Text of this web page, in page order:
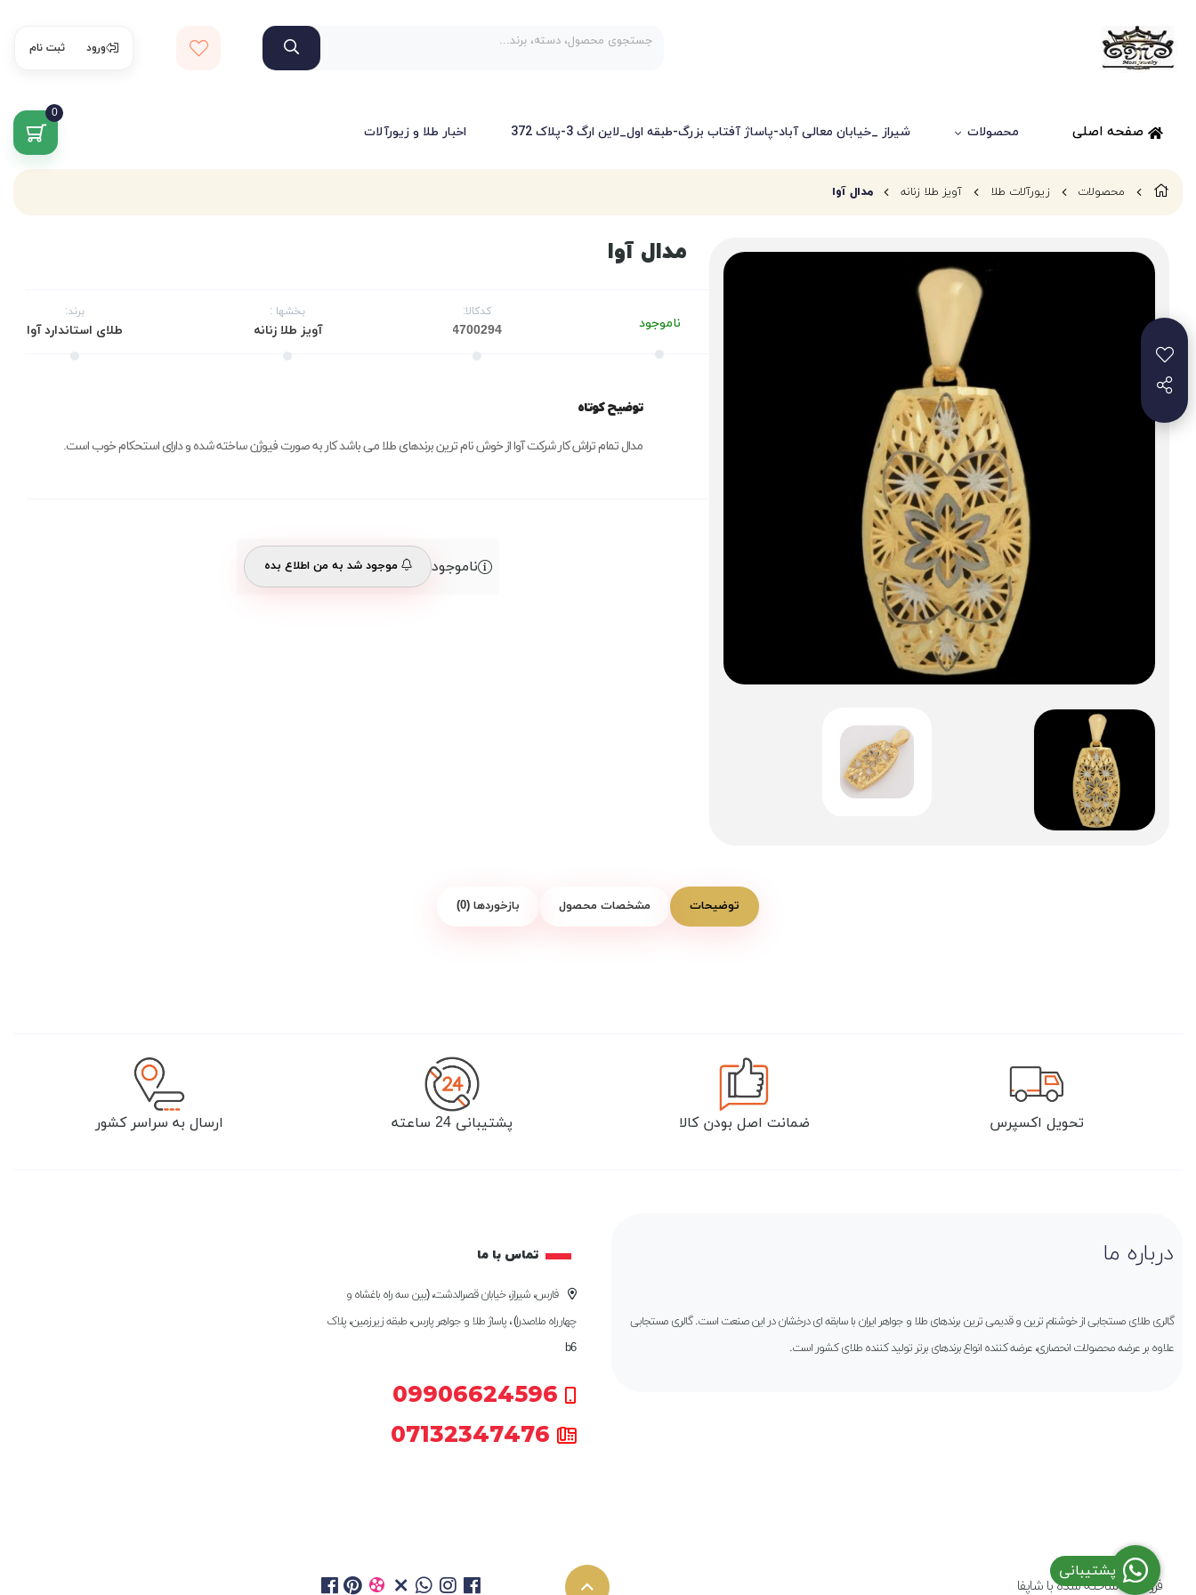
ورود ثبت نام
صفحه اصلی محصولات شیراز _خیابان معالی آباد-پاساژ آفتاب بزرگ-طبقه اول_لاین ارگ 3-پلاک 372 اخبار طلا و زیورآلات
0
محصولات زیورآلات طلا آویز طلا زنانه مدال آوا
مدال آوا
ناموجود
کدکالا: بخشها :
آویز طلا زنانه
برند:
طلای استاندارد آوا
توضیح کوتاه
مدال تمام تراش کار شرکت آوا از خوش نام ترین برندهای طلا می باشد کار به صورت فیوژن ساخته شده و دارای استحکام خوب است.
ناموجود موجود شد به من اطلاع بده
توضیحات مشخصات محصول بازخوردها (0)
تحویل اکسپرس ضمانت اصل بودن کالا پشتیبانی 24 ساعته ارسال به سراسر کشور
درباره ما
گالری طلای مستجابی از خوشنام ترین و قدیمی ترین برندهای طلا و جواهر ایران با سابقه ای درخشان در این صنعت است. گالری مستجابی
علاوه بر عرضه محصولات انحصاری، عرضه کننده انواع برندهای برتر تولید کننده طلای کشور است.
تماس با ما
فارس، شیراز، خیابان قصرالدشت، (بین سه راه باغشاه و
چهارراه ملاصدرا) ، پاساژ طلا و جواهر پارس، طبقه زیرزمین، پلاک
b6
فروشگاه ساخته شده با شاپفا
پشتیبانی